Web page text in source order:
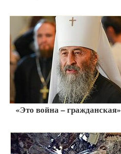
«Это война – гражданская»